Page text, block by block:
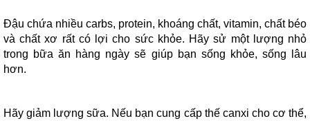
Đậu chứa nhiều carbs, protein, khoáng chất, vitamin, chất béo
và chất xơ rất có lợi cho sức khỏe. Hãy sử một lượng nhỏ
trong bữa ăn hàng ngày sẽ giúp bạn sống khỏe, sống lâu
hơn.
Hãy giảm lượng sữa. Nếu bạn cung cấp thế canxi cho cơ thể,